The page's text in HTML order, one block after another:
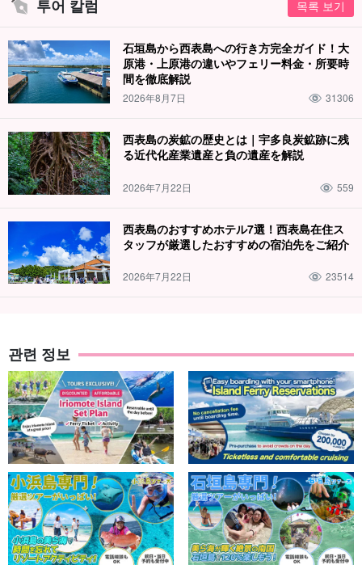
투어 칼럼 목록 보기
石垣島から西表島への行き方完全ガイド！大
原港・上原港の違いやフェリー料金・所要時
間を徹底解説
2026年8月7日 31306
西表島の炭鉱の歴史とは｜宇多良炭鉱跡に残
る近代化産業遺産と負の遺産を解説
2026年7月22日 559
西表島のおすすめホテル7選！西表島在住ス
タッフが厳選したおすすめの宿泊先をご紹介
2026年7月22日 23514
관련 정보